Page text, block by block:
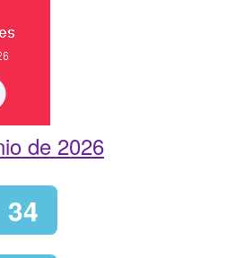
de 2026
34